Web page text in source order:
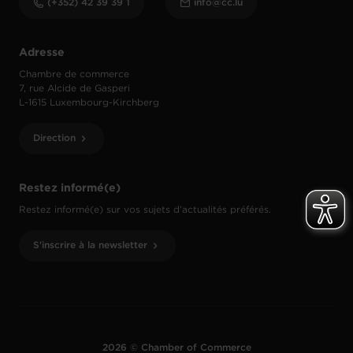
Restez informé(e)
Restez informé(e) sur vos sujets d’actualités préférés.
S'inscrire à la newsletter
Adresse
Chambre de commerce
7, rue Alcide de Gasperi
L-1615 Luxembourg-Kirchberg
Direction
(+352) 42 39 39 1 info@cc.lu
2026 © Chamber of Commerce